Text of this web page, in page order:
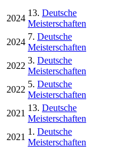
2024
13. Deutsche
Meisterschaften
2024
7. Deutsche
Meisterschaften
2022
3. Deutsche
Meisterschaften
2022
5. Deutsche
Meisterschaften
2021
13. Deutsche
Meisterschaften
2021
1. Deutsche
Meisterschaften